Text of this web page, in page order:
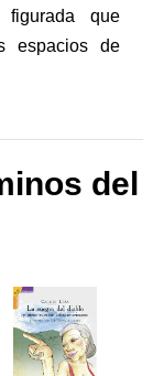
figurada que
espacios de
del